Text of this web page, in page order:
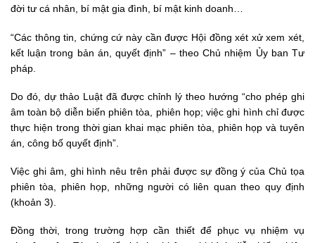
đời tư cá nhân, bí mật gia đình, bí mật kinh doanh…
“Các thông tin, chứng cứ này cần được Hội đồng xét xử xem xét,
kết luận trong bản án, quyết định” – theo Chủ nhiệm Ủy ban Tư
pháp.
Do đó, dự thảo Luật đã được chỉnh lý theo hướng “cho phép ghi
âm toàn bộ diễn biến phiên tòa, phiên họp; việc ghi hình chỉ được
thực hiện trong thời gian khai mạc phiên tòa, phiên họp và tuyên
án, công bố quyết định”.
Việc ghi âm, ghi hình nêu trên phải được sự đồng ý của Chủ tọa
phiên tòa, phiên họp, những người có liên quan theo quy định
(khoản 3).
Đồng thời, trong trường hợp cần thiết để phục vụ nhiệm vụ